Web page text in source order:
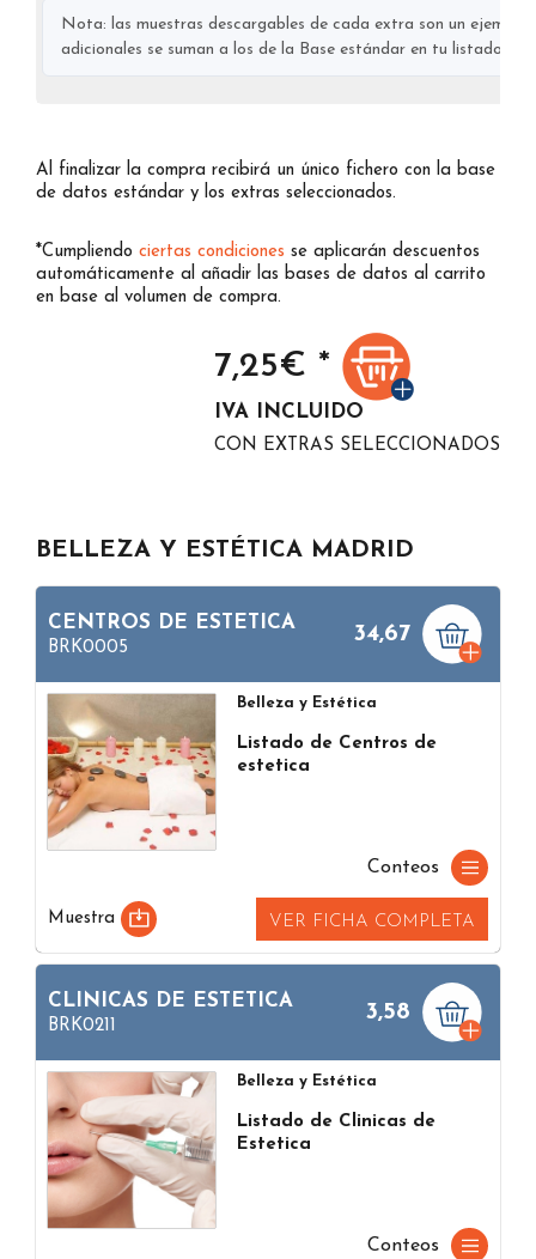
Nota: las muestras descargables de cada extra son un
adicionales se suman a los de la Base estándar en tu listado
Al finalizar la compra recibirá un único fichero con la base
de datos estándar y los extras seleccionados.
*Cumpliendo ciertas condiciones se aplicarán descuentos
automáticamente al añadir las bases de datos al carrito
en base al volumen de compra.
7,25€ *
IVA INCLUIDO
CON EXTRAS SELECCIONADOS
BELLEZA Y ESTÉTICA MADRID
CENTROS DE ESTETICA
BRK0005
34,67
Belleza y Estética
Listado de Centros de
estetica
Conteos
Muestra VER FICHA COMPLETA
CLINICAS DE ESTETICA
BRK0211
3,58
Belleza y Estética
Listado de Clinicas de
Estetica
Conteos